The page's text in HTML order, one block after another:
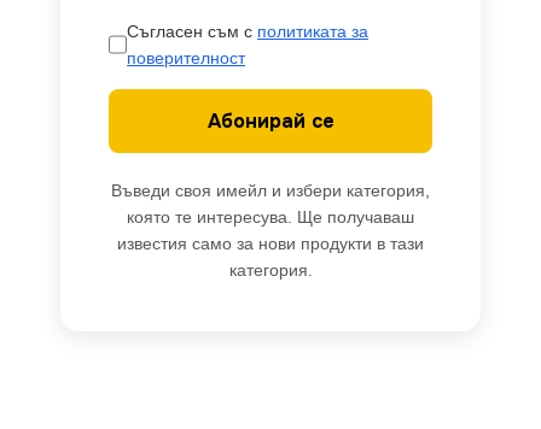
Съгласен съм с политиката за
поверителност
Абонирай се
Въведи своя имейл и избери категория,
която те интересува. Ще получаваш
известия само за нови продукти в тази
категория.